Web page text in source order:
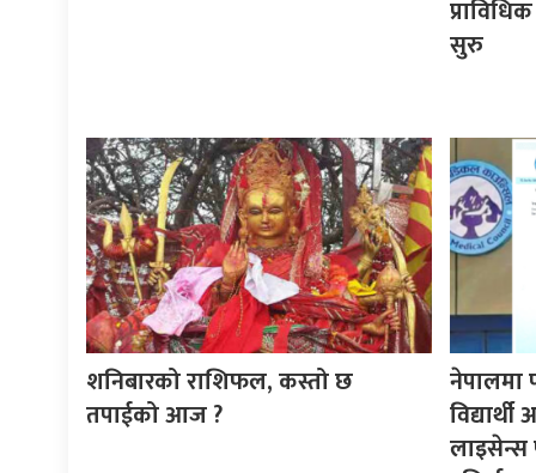
सुरु
शनिबारको राशिफल, कस्तो छ
तपाईको आज ?
नेपालमा
लाइसेन्स